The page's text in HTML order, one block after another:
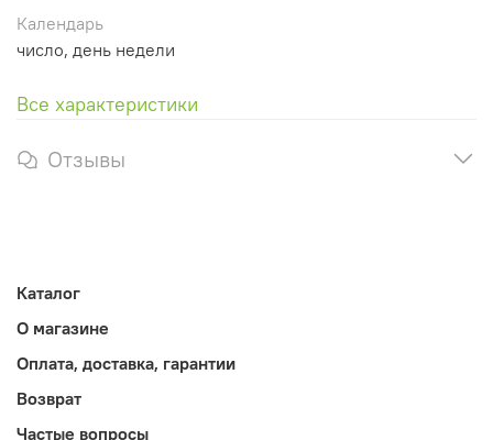
Календарь
число, день недели
Все характеристики
Отзывы
Каталог
О магазине
Оплата, доставка, гарантии
Возврат
Частые вопросы